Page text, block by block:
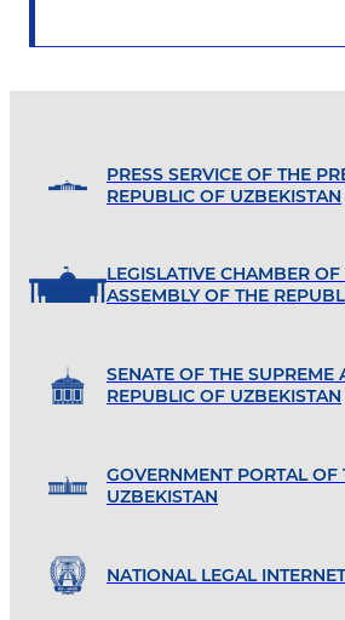
PRESS SERVICE OF THE
REPUBLIC OF UZBEKISTAN
LEGISLATIVE CHAMBER
ASSEMBLY OF THE
SENATE OF THE SUPREME
REPUBLIC OF UZBEKISTAN
GOVERNMENT PORTAL OF
UZBEKISTAN
NATIONAL LEGAL